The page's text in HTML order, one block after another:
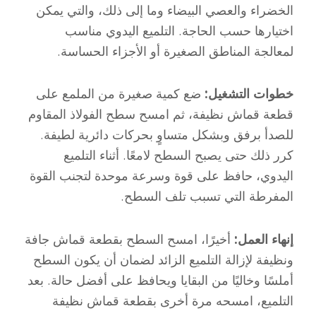
الخضراء والعصي البيضاء وما إلى ذلك، والتي يمكن
اختيارها حسب الحاجة. التلميع اليدوي مناسب
لمعالجة المناطق الصغيرة أو الأجزاء الحساسة.
خطوات التشغيل: ضع كمية صغيرة من الملمع على
قطعة قماش نظيفة، ثم امسح سطح الفولاذ المقاوم
للصدأ برفق وبشكل متساوٍ بحركات دائرية لطيفة.
كرر ذلك حتى يصبح السطح لامعًا. أثناء التلميع
اليدوي، حافظ على قوة وسرعة موحدة لتجنب القوة
المفرطة التي تسبب تلف السطح.
إنهاء العمل: أخيرًا، امسح السطح بقطعة قماش جافة
ونظيفة لإزالة التلميع الزائد لضمان أن يكون السطح
أملسًا وخاليًا من البقايا ويحافظ على أفضل حالة. بعد
التلميع، امسحه مرة أخرى بقطعة قماش نظيفة